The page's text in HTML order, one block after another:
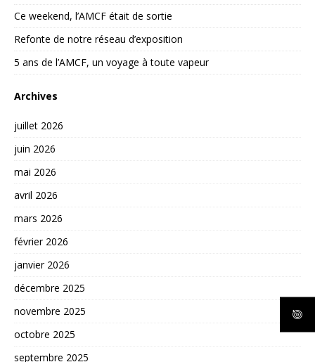
Ce weekend, l’AMCF était de sortie
Refonte de notre réseau d’exposition
5 ans de l’AMCF, un voyage à toute vapeur
Archives
juillet 2026
juin 2026
mai 2026
avril 2026
mars 2026
février 2026
janvier 2026
décembre 2025
novembre 2025
octobre 2025
septembre 2025